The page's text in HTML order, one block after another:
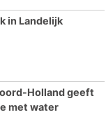
in Landelijk
Holland geeft
met water